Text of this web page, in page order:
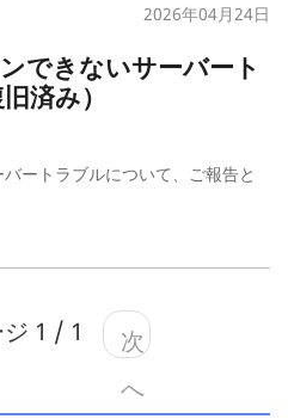
2026年04月24日
できないサーバート
済み）
ートラブルについて、ご報告と
1 / 1
次
へ